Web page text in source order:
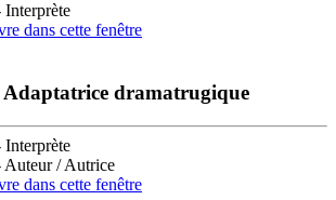
dans cette fenêtre
dramatrugique
Interprète
Auteur / Autrice
dans cette fenêtre